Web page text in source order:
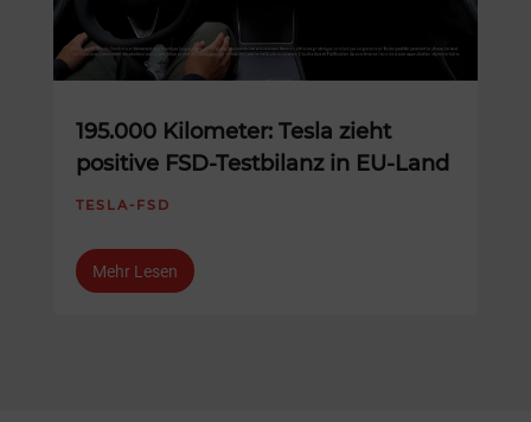
195.000 Kilometer: Tesla zieht
positive FSD-Testbilanz in EU-Land
TESLA-FSD
Mehr Lesen